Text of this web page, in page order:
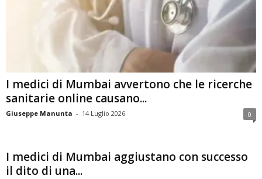
I medici di Mumbai avvertono che le ricerche
sanitarie online causano...
Giuseppe Manunta - 14 Luglio 2026 0
I medici di Mumbai aggiustano con successo
il dito di una...